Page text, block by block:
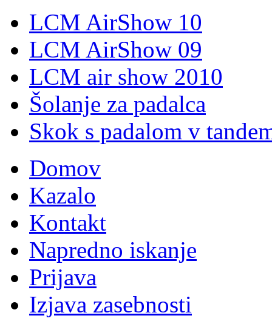
LCM AirShow 10
LCM AirShow 09
LCM air show 2010
Šolanje za padalca
Skok s padalom v
Domov
Kazalo
Kontakt
Napredno iskanje
Prijava
Izjava zasebnosti